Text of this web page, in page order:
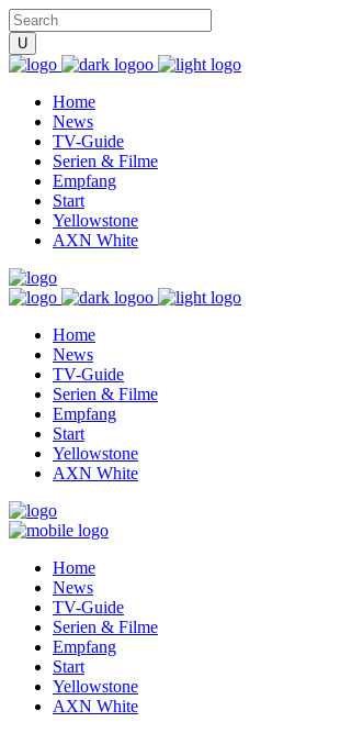
Home
News
TV-Guide
Serien & Filme
Empfang
Start
Yellowstone
AXN White
Home
News
TV-Guide
Serien & Filme
Empfang
Start
Yellowstone
AXN White
Home
News
TV-Guide
Serien & Filme
Empfang
Start
Yellowstone
AXN White